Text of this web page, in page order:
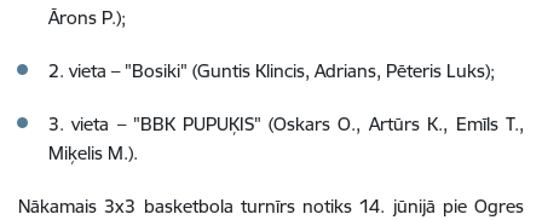
Ārons P.);
2. vieta – "Bosiki" (Guntis Klincis, Adrians, Pēteris Luks);
3. vieta – "BBK PUPUĶIS" (Oskars O., Artūrs K., Emīls T.,
Miķelis M.).
Nākamais 3x3 basketbola turnīrs notiks 14. jūnijā pie Ogres